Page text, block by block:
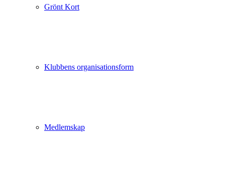
Grönt Kort
Klubbens organisationsform
Medlemskap